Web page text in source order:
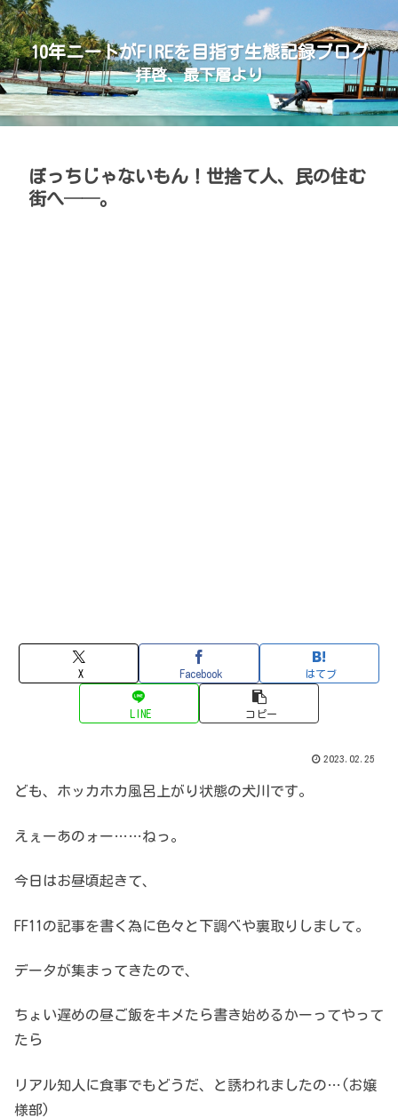
10年ニートがFIREを目指す生態記録ブログ
拝啓、最下層より
ぼっちじゃないもん！世捨て人、民の住む
街へ──。
X Facebook はてブ
LINE コピー
2023.02.25
ども、ホッカホカ風呂上がり状態の犬川です。
えぇーあのォー……ねっ。
今日はお昼頃起きて、
FF11の記事を書く為に色々と下調べや裏取りしまして。
データが集まってきたので、
ちょい遅めの昼ご飯をキメたら書き始めるかーってやって
たら
リアル知人に食事でもどうだ、と 誘われましたの…(お嬢
様部)